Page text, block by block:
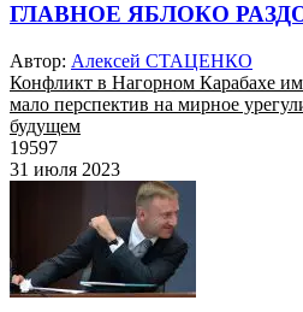
ГЛАВНОЕ ЯБЛОКО
Автор: Алексей СТАЦЕНКО
Конфликт в Нагорном Карабахе
мало перспектив на мирное
будущем
19597
31 июля 2023